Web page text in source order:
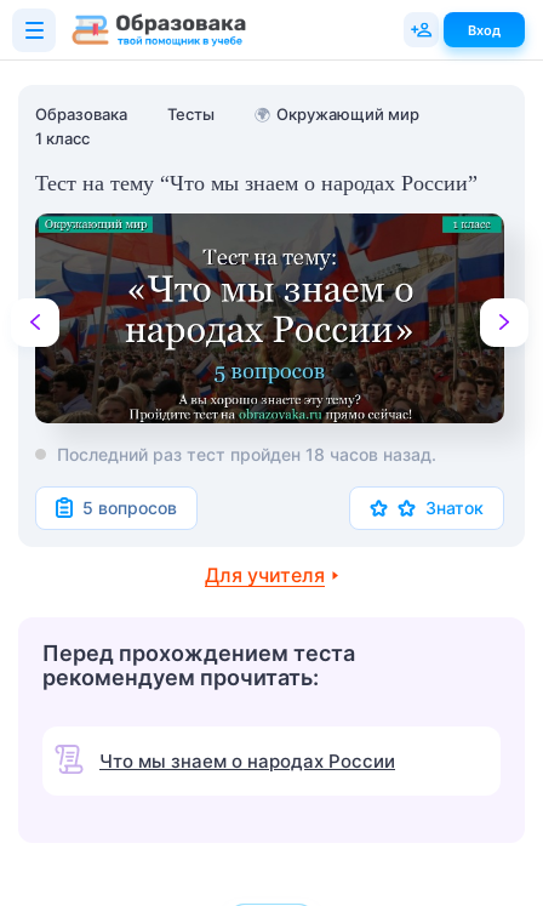
Образовака Тесты 🌍 Окружающий мир
1 класс
Тест на тему “Что мы знаем о народах России”
Последний раз тест пройден 18 часов назад.
5 вопросов Знаток
Для учителя
Перед прохождением теста
рекомендуем прочитать:
Что мы знаем о народах России
Вход